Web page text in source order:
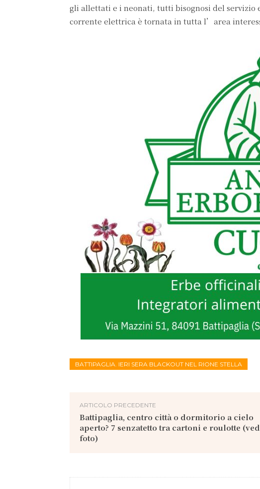
gli allettati e i neonati, tutti bisognosi del servizio
corrente elettrica è tornata in tutta l’area
BATTIPAGLIA. IERI SERA BLACKOUT NEL RIONE STELLA
ARTICOLO PRECEDENTE
Battipaglia, centro città o dormitorio a cielo
aperto? 7 senzatetto tra cartoni e roulotte
foto)